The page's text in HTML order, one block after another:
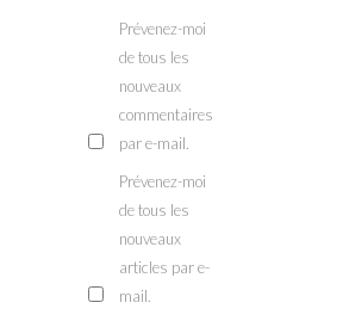
Prévenez-moi
de tous les
nouveaux
commentaires
par e-mail.
Prévenez-moi
de tous les
nouveaux
articles par e-
mail.